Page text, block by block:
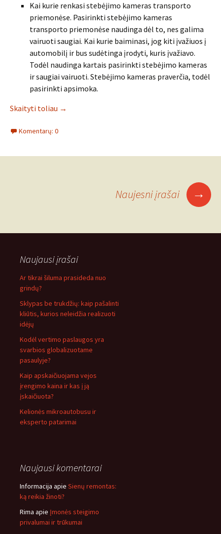
Kai kurie renkasi stebėjimo kameras transporto
priemonėse. Pasirinkti stebėjimo kameras
transporto priemonėse naudinga dėl to, nes galima
vairuoti saugiai. Kai kurie baiminasi, jog kiti įvažiuos į
automobilį ir bus sudėtinga įrodyti, kuris įvažiavo.
Todėl naudinga kartais pasirinkti stebėjimo kameras
ir saugiai vairuoti. Stebėjimo kameras praverčia, todėl
pasirinkti apsimoka.
Skaityti toliau →
Komentarų: 0
Naujesni įrašai →
Naujausi įrašai
Ar tikrai šiluma prasideda nuo
grindų?
Sklypas be trukdžių: kaip pašalinti
kliūtis, kurios neleidžia realizuoti
idėjų
Kodėl vertimo paslaugos yra
svarbios globalizuotame
pasaulyje?
Kaip apskaičiuojama vejos
įrengimo kaina ir kas į ją
įskaičiuota?
Kelionės mikroautobusu ir
eksperto patarimai
Naujausi komentarai
Informacija apie Sienų remontas:
ką reikia žinoti?
Rima apie Įmonės steigimo
privalumai ir trūkumai